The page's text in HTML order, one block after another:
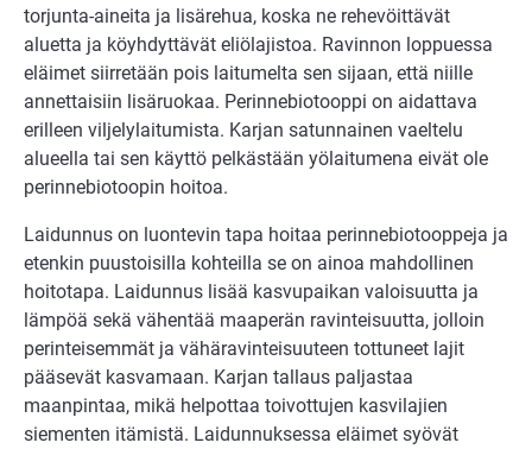
torjunta-aineita ja lisärehua, koska ne rehevöittävät
aluetta ja köyhdyttävät eliölajistoa. Ravinnon loppuessa
eläimet siirretään pois laitumelta sen sijaan, että niille
annettaisiin lisäruokaa. Perinnebiotooppi on aidattava
erilleen viljelylaitumista. Karjan satunnainen vaeltelu
alueella tai sen käyttö pelkästään yölaitumena eivät ole
perinnebiotoopin hoitoa.
Laidunnus on luontevin tapa hoitaa perinnebiotooppeja ja
etenkin puustoisilla kohteilla se on ainoa mahdollinen
hoitotapa. Laidunnus lisää kasvupaikan valoisuutta ja
lämpöä sekä vähentää maaperän ravinteisuutta, jolloin
perinteisemmät ja vähäravinteisuuteen tottuneet lajit
pääsevät kasvamaan. Karjan tallaus paljastaa
maanpintaa, mikä helpottaa toivottujen kasvilajien
siementen itämistä. Laidunnuksessa eläimet syövät